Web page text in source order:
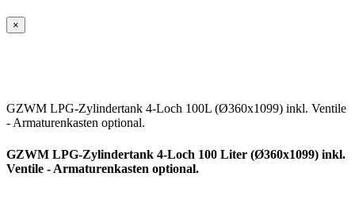
×
GZWM LPG-Zylindertank 4-Loch 100L (Ø360x1099) inkl. Ventile
- Armaturenkasten optional.
GZWM LPG-Zylindertank 4-Loch 100 Liter (Ø360x1099) inkl.
Ventile - Armaturenkasten optional.